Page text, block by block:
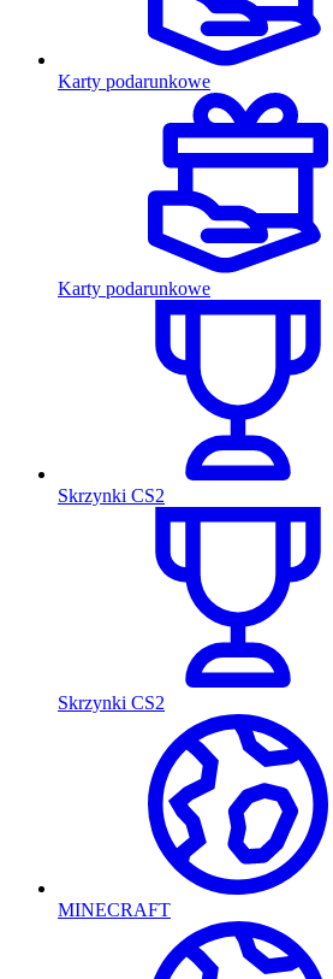
Karty podarunkowe
Karty podarunkowe
Skrzynki CS2
Skrzynki CS2
MINECRAFT